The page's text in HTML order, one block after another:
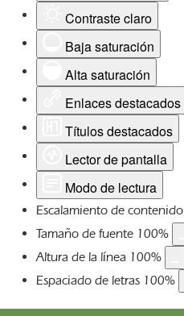
Contraste claro
Baja saturación
Alta saturación
Enlaces destacados
Títulos destacados
Lector de pantalla
Modo de lectura
Escalamiento de contenido
Tamaño de fuente 100%
Altura de la línea 100%
Espaciado de letras 100%